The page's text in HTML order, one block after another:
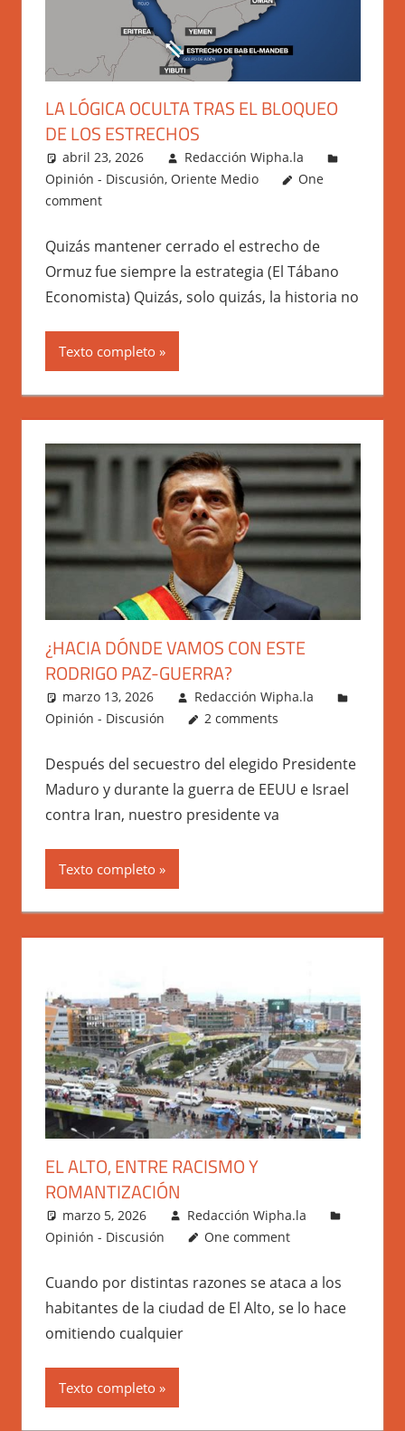
LA LÓGICA OCULTA TRAS EL BLOQUEO
DE LOS ESTRECHOS
abril 23, 2026
Redacción Wipha.la
Opinión - Discusión, Oriente Medio
One
comment
Quizás mantener cerrado el estrecho de
Ormuz fue siempre la estrategia (El Tábano
Economista) Quizás, solo quizás, la historia no
Texto completo
¿HACIA DÓNDE VAMOS CON ESTE
RODRIGO PAZ-GUERRA?
marzo 13, 2026
Redacción Wipha.la
Opinión - Discusión
2 comments
Después del secuestro del elegido Presidente
Maduro y durante la guerra de EEUU e Israel
contra Iran, nuestro presidente va
Texto completo
EL ALTO, ENTRE RACISMO Y
ROMANTIZACIÓN
marzo 5, 2026
Redacción Wipha.la
Opinión - Discusión
One comment
Cuando por distintas razones se ataca a los
habitantes de la ciudad de El Alto, se lo hace
omitiendo cualquier
Texto completo